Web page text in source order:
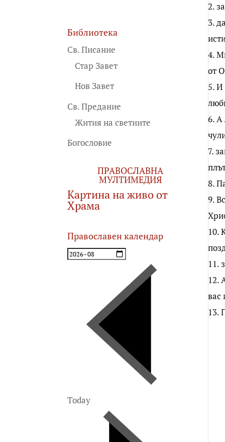
2.
3.
4.
от
5. И
6. А
7.
8.
9.
10.
11.
12.
вас
13.
Библиотека
Св. Писание
Стар Завет
Нов Завет
Св. Предание
Жития на светиите
Богословие
ПРАВОСЛАВНА
МУЛТИМЕДИЯ
Картина на живо от
Храма
Православен календар
Today